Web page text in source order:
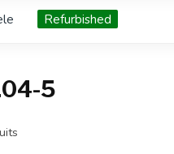
Refurbished
5